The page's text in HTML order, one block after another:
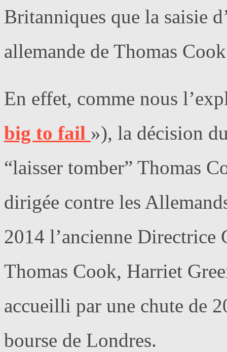
Britanniques que la saisie
allemande de Thomas
En effet, comme nous
big to fail »), la décision
“laisser tomber” Thomas
dirigée contre les
2014 l’ancienne Directrice
Thomas Cook, Harriet
accueilli par une chute de
bourse de Londres.